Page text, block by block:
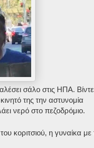
σάλο στις ΗΠΑ.
της την αστυνομία
νερό στο πεζοδρόμιο.
κοριτσιού, η γυναίκα με